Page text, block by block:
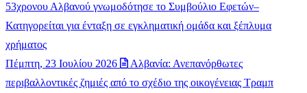
53χρονου Αλβανού γνωμοδότησε το Συμβούλιο Εφετών–
Κατηγορείται για ένταξη σε εγκληματική ομάδα και ξέπλυμα
χρήματος
Πέμπτη, 23 Ιουλίου 2026
Αλβανία: Ανεπανόρθωτες
περιβαλλοντικές ζημιές από το σχέδιο της οικογένειας Τραμπ